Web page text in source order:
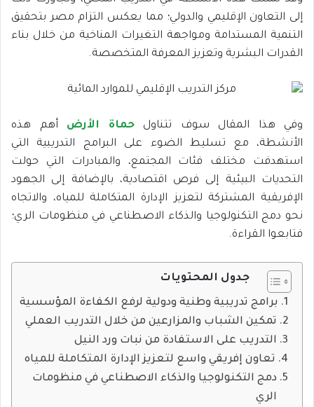
إلى التعاون الإقليمي والدولي؛ مما يعكس التزام مصر بتحقيق
التنمية المستدامة ومواجهة التغيرات المناخية من خلال بناء
القدرات البشرية وتعزيز المعرفة المتخصصة.
وفي هذا المقال سوف تتناولحماة الأرض أهم هذه
الأنشطة، مع تسليط الضوء على البرامج التدريبية التي
استهدفت مختلف فئات المجتمع، والمبادرات التي حولت
التحديات البيئية إلى فرص اقتصادية، بالإضافة إلى الجهود
الإفريقية المشتركة لتعزيز الإدارة المتكاملة للمياه، والاتجاه
نحو دمج التكنولوجيا والذكاء الاصطناعي في منظومات الري؛
فتابعوا القراءة.
جدول المحتويات
برامج تدريبية وطنية ودولية لرفع الكفاءة المؤسسية
تمكين الشباب والمزارعين من خلال التدريب العملي
التدريب على الاستفادة من نبات ورد النيل
تعاون إفريقي واسع لتعزيز الإدارة المتكاملة للمياه
دمج التكنولوجيا والذكاء الاصطناعي في منظومات
الري